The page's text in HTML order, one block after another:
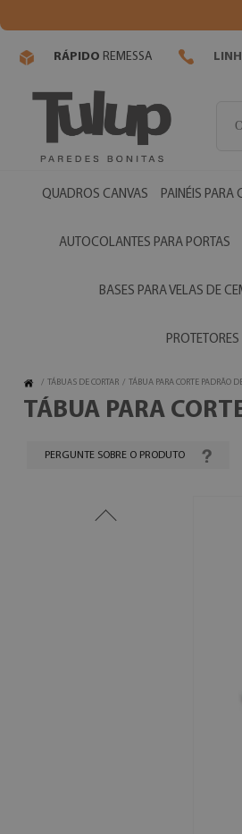
RÁPIDO REMESSA
QUADROS CANVAS PAINÉIS PARA
AUTOCOLANTES PARA PORTAS
BASES PARA VELAS DE
/ TÁBUAS DE CORTAR / TÁBUA PARA CORTE PADRÃO
TÁBUA PARA
PERGUNTE SOBRE O PRODUTO